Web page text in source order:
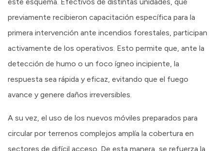
este esquema. Efectivos de distintas unidades, que
previamente recibieron capacitación específica para la
primera intervención ante incendios forestales, participan
activamente de los operativos. Esto permite que, ante la
detección de humo o un foco ígneo incipiente, la
respuesta sea rápida y eficaz, evitando que el fuego
avance y genere daños irreversibles.
A su vez, el uso de los nuevos móviles preparados para
circular por terrenos complejos amplía la cobertura en
sectores de difícil acceso. De esta manera, se refuerza la